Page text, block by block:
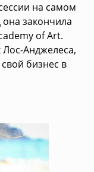
на самом
закончила
of Art.
Лос-Анджелеса,
бизнес в